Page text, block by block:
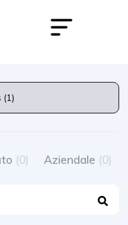
Filters (1)
(0) Aziendale (0)